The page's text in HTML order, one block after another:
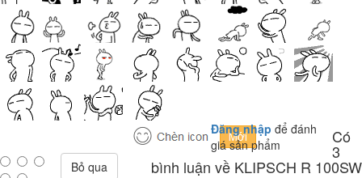
Đăng nhập để đánh
giá sản phẩm
Bỏ qua
Có
3
bình luận về KLIPSCH R 100SW